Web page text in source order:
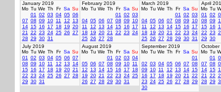
January 2019
Mo Tu We Th Fr Sa Su
01
02 03 04 05 06
07 08 09 10 11 12
13
14 15 16 17 18 19 20
21
22 23 24 25 26 27
28 29 30 31
February 2019
Mo Tu We Th Fr Sa Su
01
02 03
04 05 06 07 08 09
10
11
12 13 14 15 16
17
18
19 20 21 22 23 24
25 26 27 28
March 2019
Mo Tu We Th Fr Sa Su
01
02 03
04 05 06 07 08 09
10
11
12 13 14 15 16
17
18
19 20 21 22 23 24
25 26 27 28 29 30 31
April
Mo Tu
01
02
08 09
15 16
22 23
29 30
July 2019
Mo Tu We Th Fr Sa Su
01
02 03 04 05 06 07
08 09 10 11 12 13
14
15 16 17 18 19 20 21
22 23 24 25 26 27 28
29 30 31
August 2019
Mo Tu We Th Fr Sa Su
01
02 03 04
05 06 07 08 09 10 11
12
13 14 15 16 17
18
19 20 21 22 23 24 25
26 27 28 29 30 31
September 2019
Mo Tu We Th Fr Sa Su
01
02 03 04 05 06 07 08
09
10 11 12 13 14 15
16
17 18 19 20 21
22
23 24 25 26 27 28 29
30
October
Mo Tu
01
07 08
14 15
21
22
28 29